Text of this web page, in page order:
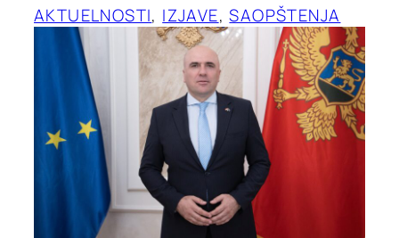
AKTUELNOSTI, IZJAVE, SAOPŠTENJA